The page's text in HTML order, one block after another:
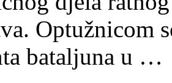
Optužnicom
bataljuna u …